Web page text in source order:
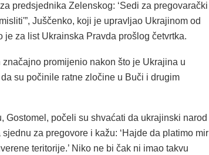
predsjednika Zelenskog: ‘Sedi za pregovarački
Juščenko, koji je upravljao Ukrajinom od
je za list Ukrainska Pravda prošlog četvrtka.
promijenio nakon što je Ukrajina u
su počinile ratne zločine u Buči i drugim
Gostomel, počeli su shvaćati da ukrajinski narod
za pregovore i kažu: ‘Hajde da platimo mir
teritorije.’ Niko ne bi čak ni imao takvu